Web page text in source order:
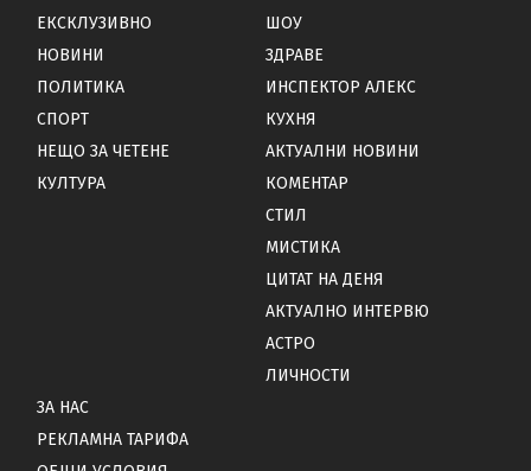
ЕКСКЛУЗИВНО
НОВИНИ
ПОЛИТИКА
СПОРТ
НЕЩО ЗА ЧЕТЕНЕ
КУЛТУРА
ШОУ
ЗДРАВЕ
ИНСПЕКТОР АЛЕКС
КУХНЯ
АКТУАЛНИ НОВИНИ
КОМЕНТАР
СТИЛ
МИСТИКА
ЦИТАТ НА ДЕНЯ
АКТУАЛНО ИНТЕРВЮ
АСТРО
ЛИЧНОСТИ
ЗА НАС
РЕКЛАМНА ТАРИФА